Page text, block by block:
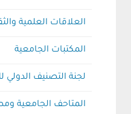
العلاقات العلمية
المكتبات الجامعية
لجنة التصنيف الدولي
المتاحف الجامعية